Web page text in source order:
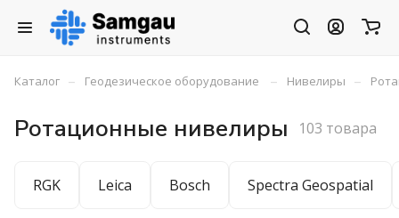
Каталог – Геодезическое оборудование – Нивелиры –
Ротационные нивелиры 103 товара
RGK Leica Bosch Spectra Geospatial